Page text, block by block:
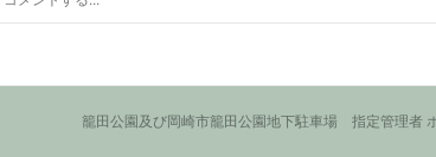
籠田公園及び岡崎市籠田公園地下駐車場 指定管理者